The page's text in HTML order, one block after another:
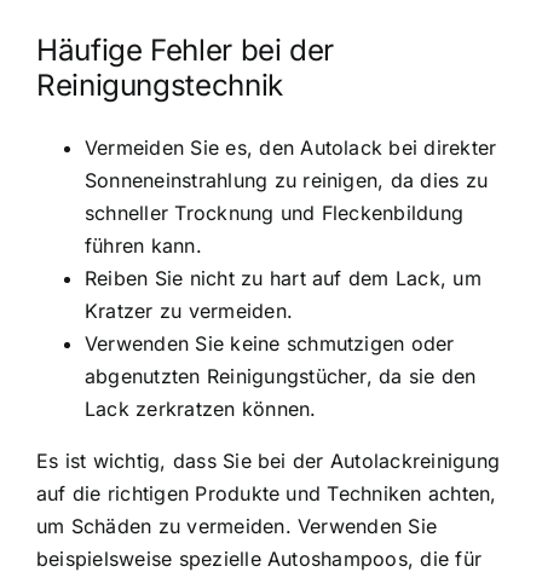
Häufige Fehler bei der
Reinigungstechnik
Vermeiden Sie es, den Autolack bei direkter
Sonneneinstrahlung zu reinigen, da dies zu
schneller Trocknung und Fleckenbildung
führen kann.
Reiben Sie nicht zu hart auf dem Lack, um
Kratzer zu vermeiden.
Verwenden Sie keine schmutzigen oder
abgenutzten Reinigungstücher, da sie den
Lack zerkratzen können.
Es ist wichtig, dass Sie bei der Autolackreinigung
auf die richtigen Produkte und Techniken achten,
um Schäden zu vermeiden. Verwenden Sie
beispielsweise spezielle Autoshampoos, die für